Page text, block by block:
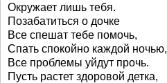
Окружает лишь тебя.
Позабатиться о дочке
Все спешат тебе помочь,
Спать спокойно каждой ночью,
Все проблемы уйдут прочь.
Пусть растет здоровой детка,